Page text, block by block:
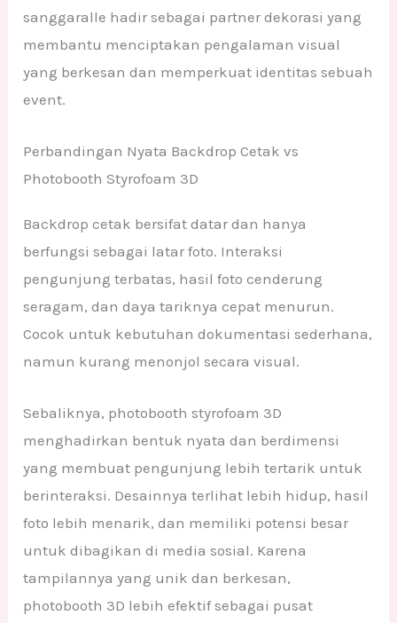
sanggaralle hadir sebagai partner dekorasi yang
membantu menciptakan pengalaman visual
yang berkesan dan memperkuat identitas sebuah
event.
Perbandingan Nyata Backdrop Cetak vs
Photobooth Styrofoam 3D
Backdrop cetak bersifat datar dan hanya
berfungsi sebagai latar foto. Interaksi
pengunjung terbatas, hasil foto cenderung
seragam, dan daya tariknya cepat menurun.
Cocok untuk kebutuhan dokumentasi sederhana,
namun kurang menonjol secara visual.
Sebaliknya, photobooth styrofoam 3D
menghadirkan bentuk nyata dan berdimensi
yang membuat pengunjung lebih tertarik untuk
berinteraksi. Desainnya terlihat lebih hidup, hasil
foto lebih menarik, dan memiliki potensi besar
untuk dibagikan di media sosial. Karena
tampilannya yang unik dan berkesan,
photobooth 3D lebih efektif sebagai pusat